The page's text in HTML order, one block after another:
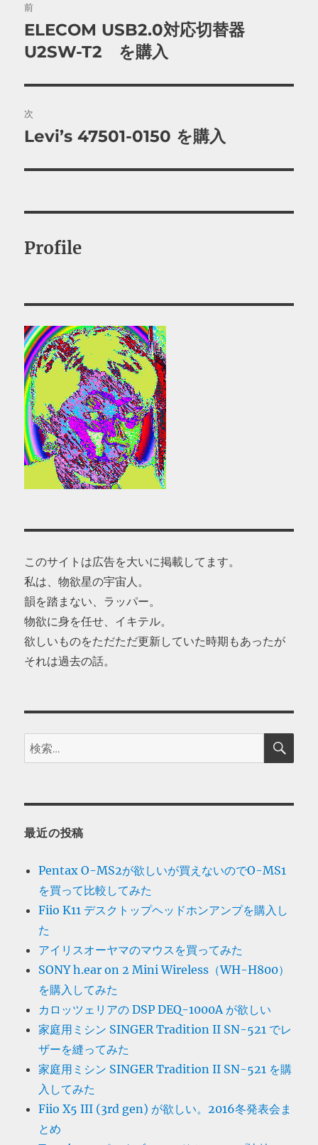
稿
ナ
ビ
ゲ
ー
シ
前
前
の
稿:
ELECOM USB2.0対応切替器
U2SW-T2 を購入
次
次
投
Levi’s 47501-0150 を購入
Profile
このサイトは広告を大いに掲載してます。
私は、物欲星の宇宙人。
韻を踏まない、ラッパー。
物欲に身を任せ、イキテル。
欲しいものをただただ更新していた時期もあったが
それは過去の話。
検
索:
検
最近の投稿
Pentax O-MS2が欲しいが買えないのでO-MS1
を買って比較してみた
Fiio K11 デスクトップヘッドホンアンプを購入し
た
アイリスオーヤマのマウスを買ってみた
SONY h.ear on 2 Mini Wireless（WH-H800）
を購入してみた
カロッツェリアの DSP DEQ-1000A が欲しい
家庭用ミシン SINGER Tradition II SN-521 でレ
ザーを縫ってみた
家庭用ミシン SINGER Tradition II SN-521 を購
入してみた
Fiio X5 III (3rd gen) が欲しい。2016冬発表会ま
とめ